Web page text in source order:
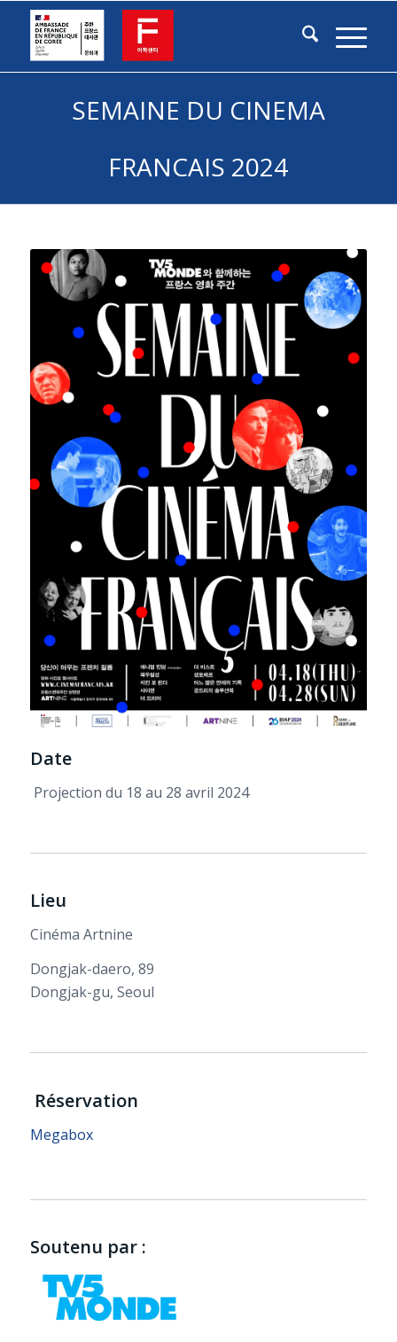
SEMAINE DU CINEMA
FRANCAIS 2024
Date
Projection du 18 au 28 avril 2024
Lieu
Cinéma Artnine
Dongjak-daero, 89
Dongjak-gu, Seoul
Réservation
Megabox
Soutenu par :